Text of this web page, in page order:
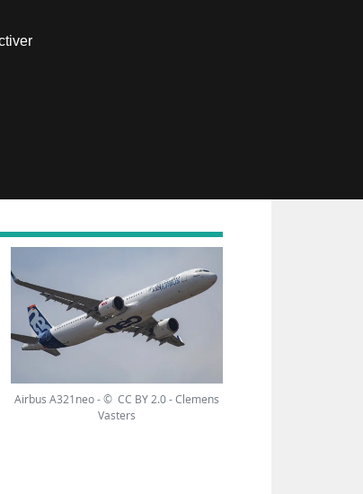
Airbus A321neo - © CC BY 2.0 - Clemens
Vasters